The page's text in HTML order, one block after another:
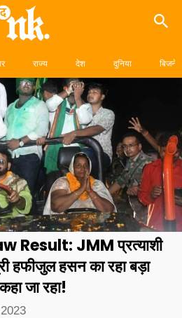
राज्य देश दुनिया बिजनेस
Result: JMM प्रत्याशी
हफीजुल हसन का रहा बड़ा
जा रहा!